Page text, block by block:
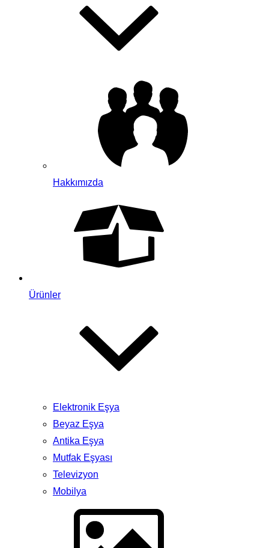
Hakkımızda
Ürünler
Elektronik Eşya
Beyaz Eşya
Antika Eşya
Mutfak Eşyası
Televizyon
Mobilya